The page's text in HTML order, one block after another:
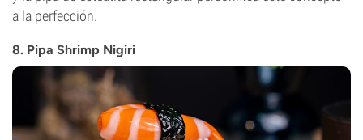
a la perfección.
8. Pipa Shrimp Nigiri